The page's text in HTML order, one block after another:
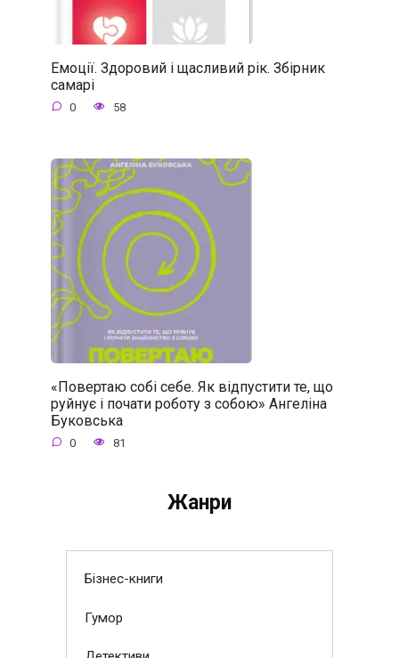
Емоції. Здоровий і щасливий рік. Збірник
самарі
0 58
«Повертаю собі себе. Як відпустити те, що
руйнує і почати роботу з собою» Ангеліна
Буковська
0 81
Жанри
Бізнес-книги
Гумор